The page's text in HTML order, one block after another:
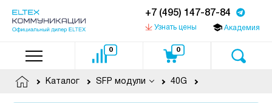
+7 (495) 147-87-84
Узнать цены Академия
0 0
Каталог SFP модули 40G